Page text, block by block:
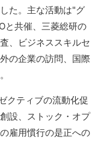
た。主な活動は"グ
と共催、三菱総研の
、ビジネススキルセ
の企業の訪問、国際
クティブの流動化促
設、ストック・オプ
雇用慣行の是正への